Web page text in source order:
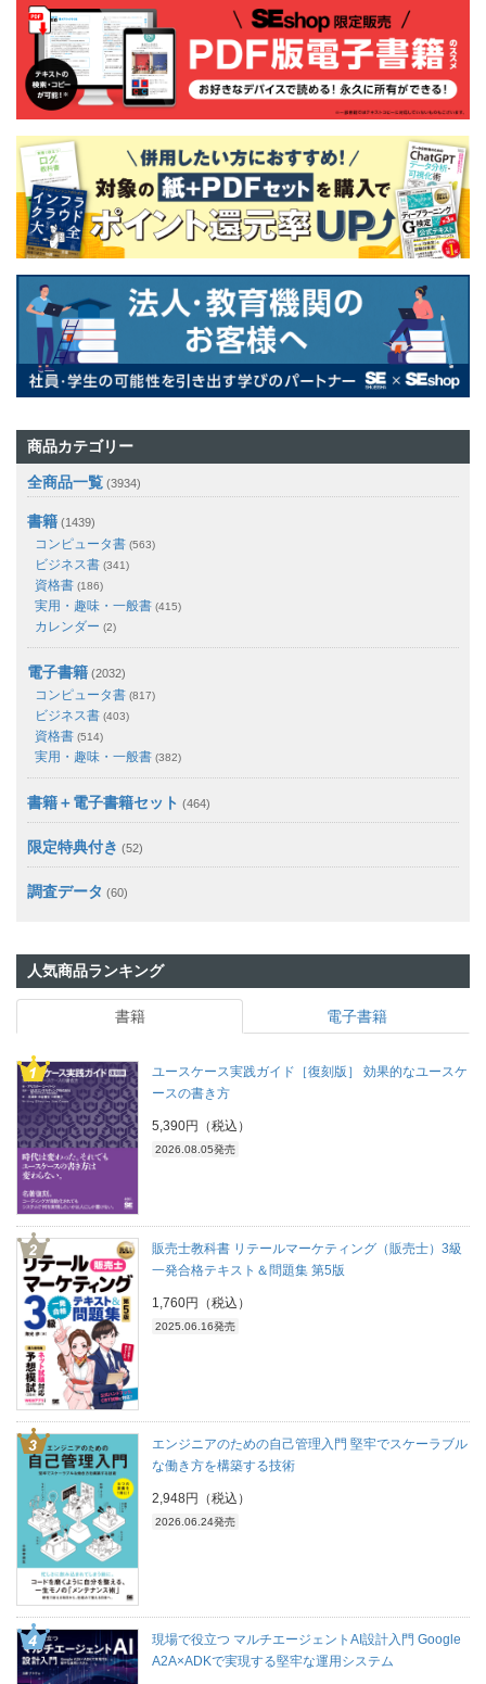
商品カテゴリー
全商品一覧 (3934)
書籍 (1439)
コンピュータ書 (563)
ビジネス書 (341)
資格書 (186)
実用・趣味・一般書 (415)
カレンダー (2)
電子書籍 (2032)
コンピュータ書 (817)
ビジネス書 (403)
資格書 (514)
実用・趣味・一般書 (382)
書籍＋電子書籍セット (464)
限定特典付き (52)
調査データ (60)
人気商品ランキング
書籍 電子書籍
ユースケース実践ガイド［復刻版］ 効果的なユースケ
ースの書き方
5,390円（税込）
2026.08.05発売
販売士教科書 リテールマーケティング（販売士）3級
一発合格テキスト＆問題集 第5版
1,760円（税込）
2025.06.16発売
エンジニアのための自己管理入門 堅牢でスケーラブル
な働き方を構築する技術
2,948円（税込）
2026.06.24発売
現場で役立つ マルチエージェントAI設計入門 Google
A2A×ADKで実現する堅牢な運用システム